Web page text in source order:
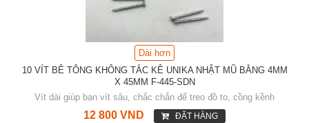
Dài hơn
10 VÍT BÊ TÔNG KHÔNG TẮC KÊ UNIKA NHẬT MŨ BẰNG 4MM
X 45MM F-445-SDN
Vít dài giúp bạn vít sâu, chắc chắn để treo đồ to, cồng kềnh
12 800 VND ĐẶT HÀNG